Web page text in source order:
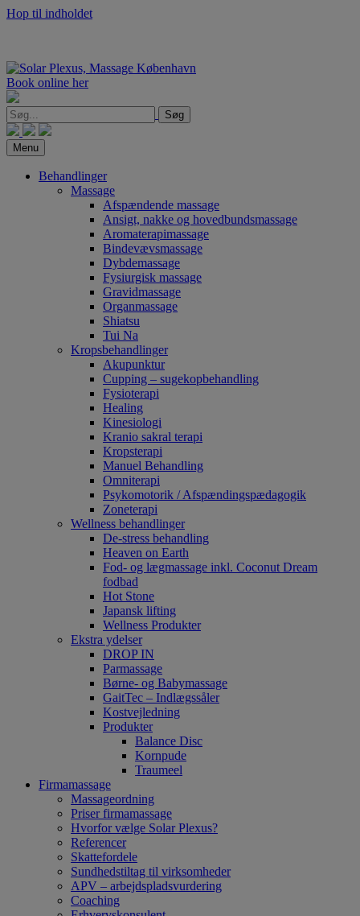
Hop til indholdet
Book online her
Søg
Menu
Behandlinger
Massage
Afspændende massage
Ansigt, nakke og hovedbundsmassage
Aromaterapimassage
Bindevævsmassage
Dybdemassage
Fysiurgisk massage
Gravidmassage
Organmassage
Shiatsu
Tui Na
Kropsbehandlinger
Akupunktur
Cupping – sugekopbehandling
Fysioterapi
Healing
Kinesiologi
Kranio sakral terapi
Kropsterapi
Manuel Behandling
Omniterapi
Psykomotorik / Afspændingspædagogik
Zoneterapi
Wellness behandlinger
De-stress behandling
Heaven on Earth
Fod- og lægmassage inkl. Coconut Dream
fodbad
Hot Stone
Japansk lifting
Wellness Produkter
Ekstra ydelser
DROP IN
Parmassage
Børne- og Babymassage
GaitTec – Indlægssåler
Kostvejledning
Produkter
Balance Disc
Kornpude
Traumeel
Firmamassage
Massageordning
Priser firmamassage
Hvorfor vælge Solar Plexus?
Referencer
Skattefordele
Sundhedstiltag til virksomheder
APV – arbejdspladsvurdering
Coaching